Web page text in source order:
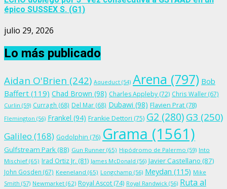
épico SUSSEX S. (G1)
julio 29, 2026
Lo más publicado
Aidan O'Brien (242) Aqueduct (54) Arena (797) Bob
Baffert (119) Chad Brown (98) Charles Appleby (72) Chris Waller(67)
Curlin (59) Curragh (68) Del Mar (68) Dubawi (98) Flavien Prat (78)
Flemington (56) Frankel (94) Frankie Dettori (75) G2 (280)G3 (250)
Galileo (168) Godolphin (76) Grama (1561)
Gulfstream Park(88) Gun Runner (65) Hipódromo de Palermo (59) Into
Mischief (65) Irad Ortiz Jr. (81) James McDonald (56) Javier Castellano (87)
John Gosden (67) Keeneland (65) Longchamp (56) Meydan (115) Mike
Smith (57) Newmarket (62) Royal Ascot (74) Royal Randwick (56) Ruta al